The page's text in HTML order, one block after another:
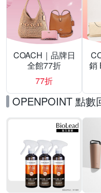
COACH｜品牌日
全館77折
77折
銷
OPENPOINT 點數